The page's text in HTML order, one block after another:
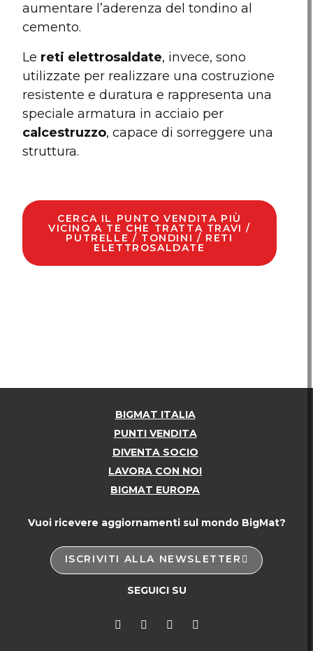
aumentare l’aderenza del tondino al
cemento.
Le reti elettrosaldate, invece, sono
utilizzate per realizzare una costruzione
resistente e duratura e rappresenta una
speciale armatura in acciaio per
calcestruzzo, capace di sorreggere una
struttura.
CERCA IL PUNTO VENDITA PIÙ
VICINO A TE CHE TRATTA TRAVI /
PUTRELLE / TONDINI / RETI
ELETTROSALDATE
BIGMAT ITALIA
PUNTI VENDITA
DIVENTA SOCIO
LAVORA CON NOI
BIGMAT EUROPA
Vuoi ricevere aggiornamenti sul mondo BigMat?
ISCRIVITI ALLA NEWSLETTER
SEGUICI SU